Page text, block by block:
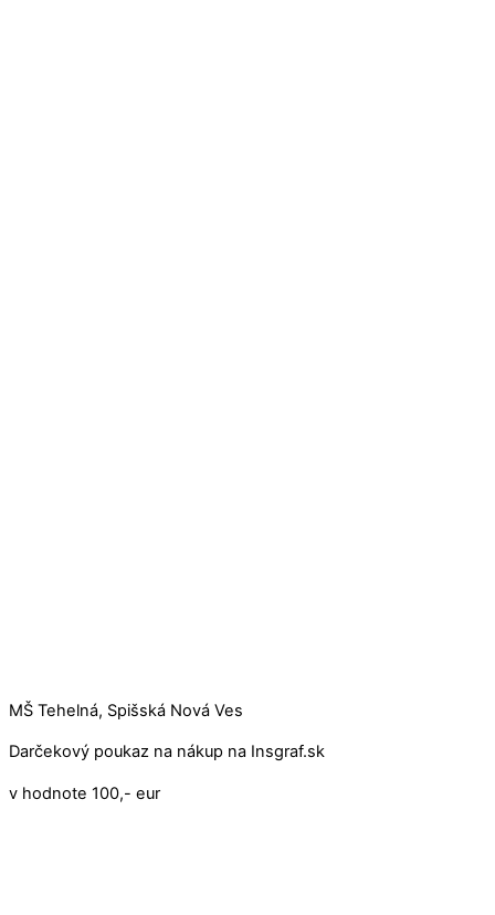
MŠ Tehelná, Spišská Nová Ves
Darčekový poukaz na nákup na Insgraf.sk
v hodnote 100,- eur